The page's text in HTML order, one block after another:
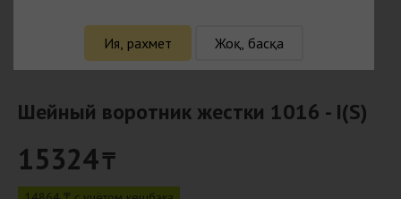
Шейный воротник жестки 1016 - I(S)
15324₸
Ия, рахмет Жоқ, басқа